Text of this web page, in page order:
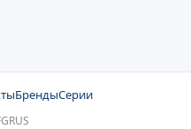
БрендыСерии